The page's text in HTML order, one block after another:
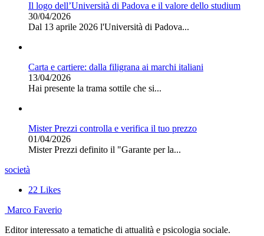
Il logo dell’Università di Padova e il valore dello studium
30/04/2026
Dal 13 aprile 2026 l'Università di Padova...
Carta e cartiere: dalla filigrana ai marchi italiani
13/04/2026
Hai presente la trama sottile che si...
Mister Prezzi controlla e verifica il tuo prezzo
01/04/2026
Mister Prezzi definito il "Garante per la...
società
22 Likes
Marco Faverio
Editor interessato a tematiche di attualità e psicologia sociale.